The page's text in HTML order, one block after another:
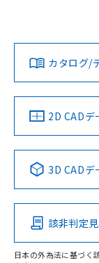
L: 12mm以上、
以上、n: 80mm
金属埋め込み
鉄材
l: 0mm以上、
アルミ材
検出領域
ダウンロードデ
みください。
ソフトウェアの使
対応済み
中国 RoHS 注
Pb
カタログ/
2D CADデ
3D CADデ
該非判定
日本の外為法に基づく